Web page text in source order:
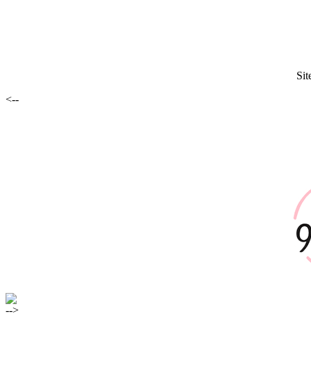
<--
-->